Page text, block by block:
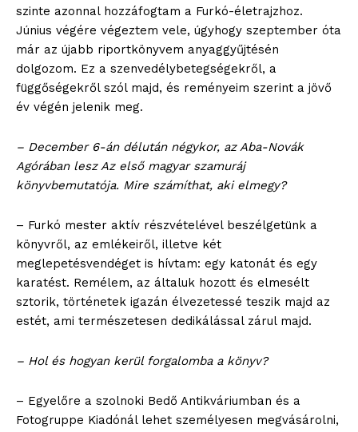
blogSZOLNOK
szubjektív élményportál
szinte azonnal hozzáfogtam a Furkó-életrajzhoz.
Június végére végeztem vele, úgyhogy szeptember óta
már az újabb riportkönyvem anyaggyűjtésén
dolgozom. Ez a szenvedélybetegségekről, a
függőségekről szól majd, és reményeim szerint a jövő
év végén jelenik meg.
– December 6-án délután négykor, az Aba-Novák
Agórában lesz Az első magyar szamuráj
könyvbemutatója. Mire számíthat, aki elmegy?
– Furkó mester aktív részvételével beszélgetünk a
könyvről, az emlékeiről, illetve két
meglepetésvendéget is hívtam: egy katonát és egy
karatést. Remélem, az általuk hozott és elmesélt
sztorik, történetek igazán élvezetessé teszik majd az
estét, ami természetesen dedikálással zárul majd.
– Hol és hogyan kerül forgalomba a könyv?
– Egyelőre a szolnoki Bedő Antikváriumban és a
Fotogruppe Kiadónál lehet személyesen megvásárolni,